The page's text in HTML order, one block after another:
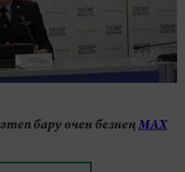
бару өчен безнеңМАХ